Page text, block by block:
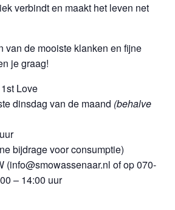
verbindt en maakt het leven net
van de mooiste klanken en fijne
je graag!
Love
dinsdag van de maand (behalve
bijdrage voor consumptie)
(info@smowassenaar.nl of op 070-
– 14:00 uur